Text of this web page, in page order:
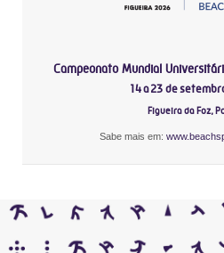
Campeonato Mundial
14 a 23 de
Figueira da Foz,
Sabe mais em: